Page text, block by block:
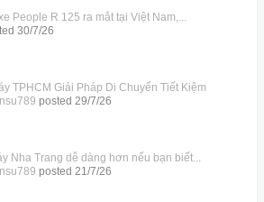
People R 125 ra mắt tại Việt Nam,...
30/7/26
TPHCM Giải Pháp Di Chuyển Tiết Kiệm
posted 29/7/26
Nha Trang dễ dàng hơn nếu bạn biết...
posted 21/7/26